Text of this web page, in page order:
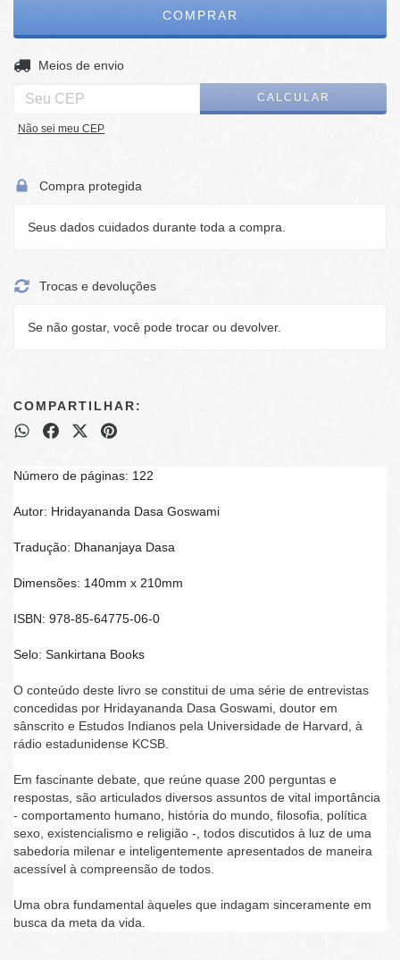
Entregas para o CEP:
Meios de envio
CALCULAR
Não sei meu CEP
Compra protegida
Seus dados cuidados durante toda a compra.
Trocas e devoluções
Se não gostar, você pode trocar ou devolver.
COMPARTILHAR:
Número de páginas: 122
Autor: Hridayananda Dasa Goswami
Tradução: Dhananjaya Dasa
Dimensões: 140mm x 210mm
ISBN: 978-85-64775-06-0
Selo: Sankirtana Books
O conteúdo deste livro se constitui de uma série de entrevistas
concedidas por Hridayananda Dasa Goswami, doutor em
sânscrito e Estudos Indianos pela Universidade de Harvard, à
rádio estadunidense KCSB.
Em fascinante debate, que reúne quase 200 perguntas e
respostas, são articulados diversos assuntos de vital importância
- comportamento humano, história do mundo, filosofia, política
sexo, existencialismo e religião -, todos discutidos à luz de uma
sabedoria milenar e inteligentemente apresentados de maneira
acessível à compreensão de todos.
Uma obra fundamental àqueles que indagam sinceramente em
busca da meta da vida.